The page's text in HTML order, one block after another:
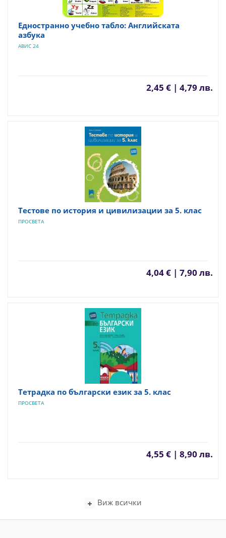
Едностранно учебно табло: Английската
азбука
АВИС 24
2,45 € | 4,79 лв.
Тестове по история и цивилизации за 5. клас
ПРОСВЕТА
4,04 € | 7,90 лв.
Тетрадка по български език за 5. клас
ПРОСВЕТА
4,55 € | 8,90 лв.
Виж всички